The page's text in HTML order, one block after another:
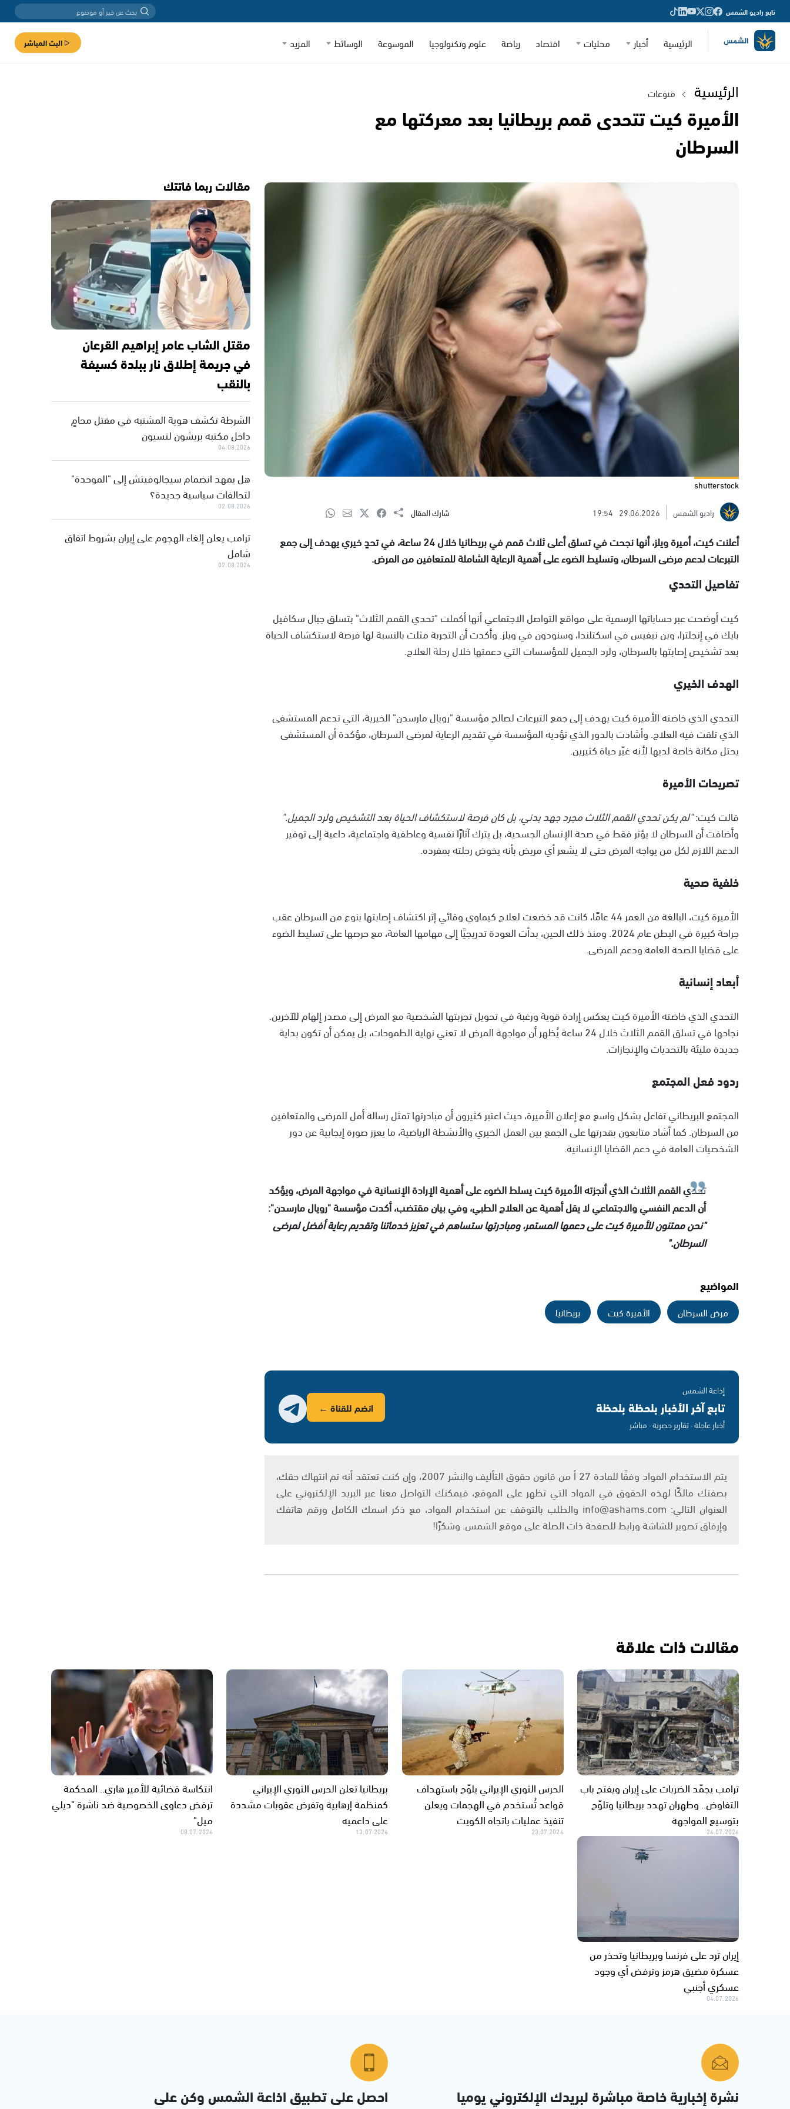
تابع راديو الشمس
الرئيسية أخبار محليات اقتصاد رياضة علوم وتكنولوجيا الموسوعة الوسائط المزيد البث المباشر
الرئيسية منوعات
الأميرة كيت تتحدى قمم بريطانيا بعد معركتها مع
السرطان
shutterstock
راديو الشمس
29.06.2026
19:54 شارك المقال
أعلنت كيت، أميرة ويلز، أنها نجحت في تسلق أعلى ثلاث قمم في بريطانيا خلال 24 ساعة، في تحدٍ خيري يهدف إلى جمع
التبرعات لدعم مرضى السرطان، وتسليط الضوء على أهمية الرعاية الشاملة للمتعافين من المرض.
تفاصيل التحدي
كيت أوضحت عبر حساباتها الرسمية على مواقع التواصل الاجتماعي أنها أكملت "تحدي القمم الثلاث" بتسلق جبال سكافيل
بايك في إنجلترا، وبن نيفيس في اسكتلندا، وسنودون في ويلز. وأكدت أن التجربة مثلت بالنسبة لها فرصة لاستكشاف الحياة
بعد تشخيص إصابتها بالسرطان، ولرد الجميل للمؤسسات التي دعمتها خلال رحلة العلاج.
الهدف الخيري
التحدي الذي خاضته الأميرة كيت يهدف إلى جمع التبرعات لصالح مؤسسة "رويال مارسدن" الخيرية، التي تدعم المستشفى
الذي تلقت فيه العلاج. وأشادت بالدور الذي تؤديه المؤسسة في تقديم الرعاية لمرضى السرطان، مؤكدة أن المستشفى
يحتل مكانة خاصة لديها لأنه غيّر حياة كثيرين.
تصريحات الأميرة
قالت كيت:"لم يكن تحدي القمم الثلاث مجرد جهد بدني، بل كان فرصة لاستكشاف الحياة بعد التشخيص ولرد الجميل."
وأضافت أن السرطان لا يؤثر فقط في صحة الإنسان الجسدية، بل يترك آثارًا نفسية وعاطفية واجتماعية، داعية إلى توفير
الدعم اللازم لكل من يواجه المرض حتى لا يشعر أي مريض بأنه يخوض رحلته بمفرده.
خلفية صحية
الأميرة كيت، البالغة من العمر 44 عامًا، كانت قد خضعت لعلاج كيماوي وقائي إثر اكتشاف إصابتها بنوع من السرطان عقب
جراحة كبيرة في البطن عام 2024. ومنذ ذلك الحين، بدأت العودة تدريجيًا إلى مهامها العامة، مع حرصها على تسليط الضوء
على قضايا الصحة العامة ودعم المرضى.
أبعاد إنسانية
التحدي الذي خاضته الأميرة كيت يعكس إرادة قوية ورغبة في تحويل تجربتها الشخصية مع المرض إلى مصدر إلهام للآخرين.
نجاحها في تسلق القمم الثلاث خلال 24 ساعة يُظهر أن مواجهة المرض لا تعني نهاية الطموحات، بل يمكن أن تكون بداية
جديدة مليئة بالتحديات والإنجازات.
ردود فعل المجتمع
المجتمع البريطاني تفاعل بشكل واسع مع إعلان الأميرة، حيث اعتبر كثيرون أن مبادرتها تمثل رسالة أمل للمرضى والمتعافين
من السرطان. كما أشاد متابعون بقدرتها على الجمع بين العمل الخيري والأنشطة الرياضية، ما يعزز صورة إيجابية عن دور
الشخصيات العامة في دعم القضايا الإنسانية.
تحدي القمم الثلاث الذي أنجزته الأميرة كيت يسلط الضوء على أهمية الإرادة الإنسانية في مواجهة المرض، ويؤكد
أن الدعم النفسي والاجتماعي لا يقل أهمية عن العلاج الطبي، وفي بيان مقتضب، أكدت مؤسسة "رويال مارسدن":
"نحن ممتنون للأميرة كيت على دعمها المستمر، ومبادرتها ستساهم في تعزيز خدماتنا وتقديم رعاية أفضل لمرضى
السرطان."
المواضيع
مرض السرطان الأميرة كيت بريطانيا
إذاعة الشمس
تابع آخر الأخبار بلحظة بلحظة
أخبار عاجلة · تقارير حصرية · مباشر
انضم للقناة ←
يتم الاستخدام المواد وفقًا للمادة 27 أ من قانون حقوق التأليف والنشر 2007، وإن كنت تعتقد أنه تم انتهاك حقك،
بصفتك مالكًا لهذه الحقوق في المواد التي تظهر على الموقع، فيمكنك التواصل معنا عبر البريد الإلكتروني على
العنوان التالي: info@ashams.com والطلب بالتوقف عن استخدام المواد، مع ذكر اسمك الكامل ورقم هاتفك
وإرفاق تصوير للشاشة ورابط للصفحة ذات الصلة على موقع الشمس. وشكرًا!
مقالات ربما فاتتك
مقتل الشاب عامر إبراهيم القرعان
في جريمة إطلاق نار ببلدة كسيفة
بالنقب
الشرطة تكشف هوية المشتبه في مقتل محامٍ
داخل مكتبه بريشون لتسيون
04.08.2026
هل يمهد انضمام سيجالوفيتش إلى "الموحدة"
لتحالفات سياسية جديدة؟
02.08.2026
ترامب يعلن إلغاء الهجوم على إيران بشروط اتفاق
شامل
02.08.2026
مقالات ذات علاقة
ترامب يجمّد الضربات على إيران ويفتح باب
التفاوض.. وطهران تهدد بريطانيا وتلوّح
بتوسيع المواجهة
26.07.2026
الحرس الثوري الإيراني يلوّح باستهداف
قواعد تُستخدم في الهجمات ويعلن
تنفيذ عمليات باتجاه الكويت
23.07.2026
بريطانيا تعلن الحرس الثوري الإيراني
كمنظمة إرهابية وتفرض عقوبات مشددة
على داعميه
13.07.2026
انتكاسة قضائية للأمير هاري.. المحكمة
ترفض دعاوى الخصوصية ضد ناشرة "ديلي
ميل"
08.07.2026
إيران ترد على فرنسا وبريطانيا وتحذر من
عسكرة مضيق هرمز وترفض أي وجود
عسكري أجنبي
04.07.2026
نشرة إخبارية خاصة مباشرة لبريدك الإلكتروني يوميا احصل على تطبيق اذاعة الشمس وكن على